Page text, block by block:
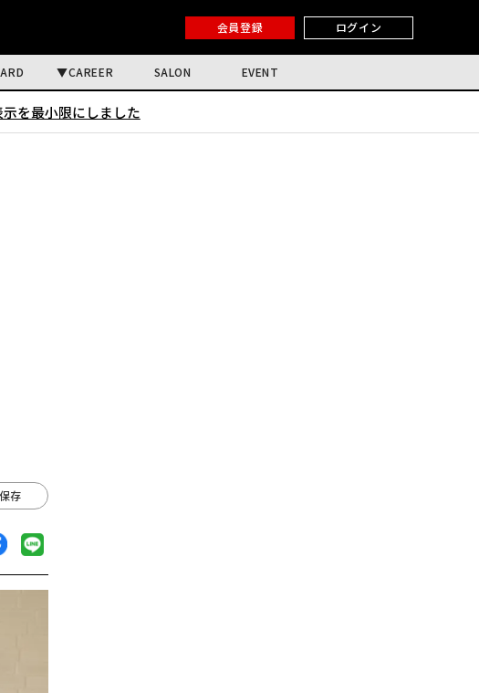
会員登録 ログイン
CAREER SALON EVENT
を最小限にしました
存